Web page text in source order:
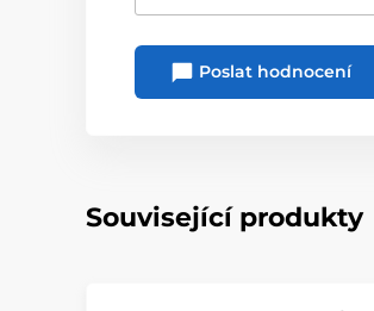
Poslat hodnocení
Související produkty